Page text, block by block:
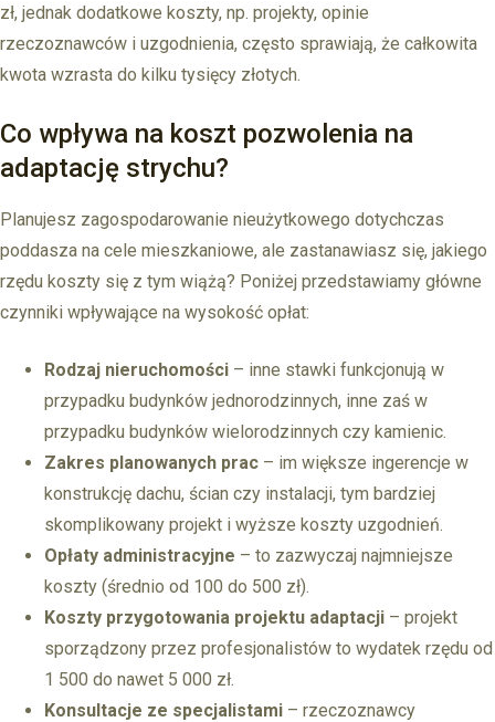
zł, jednak dodatkowe koszty, np. projekty, opinie
rzeczoznawców i uzgodnienia, często sprawiają, że całkowita
kwota wzrasta do kilku tysięcy złotych.
Co wpływa na koszt pozwolenia na
adaptację strychu?
Planujesz zagospodarowanie nieużytkowego dotychczas
poddasza na cele mieszkaniowe, ale zastanawiasz się, jakiego
rzędu koszty się z tym wiążą? Poniżej przedstawiamy główne
czynniki wpływające na wysokość opłat:
Rodzaj nieruchomości – inne stawki funkcjonują w
przypadku budynków jednorodzinnych, inne zaś w
przypadku budynków wielorodzinnych czy kamienic.
Zakres planowanych prac – im większe ingerencje w
konstrukcję dachu, ścian czy instalacji, tym bardziej
skomplikowany projekt i wyższe koszty uzgodnień.
Opłaty administracyjne – to zazwyczaj najmniejsze
koszty (średnio od 100 do 500 zł).
Koszty przygotowania projektu adaptacji – projekt
sporządzony przez profesjonalistów to wydatek rzędu od
1 500 do nawet 5 000 zł.
Konsultacje ze specjalistami – rzeczoznawcy